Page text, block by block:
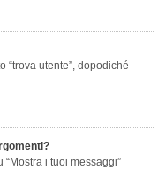
“trova utente”, dopodiché
i tuoi messaggi”